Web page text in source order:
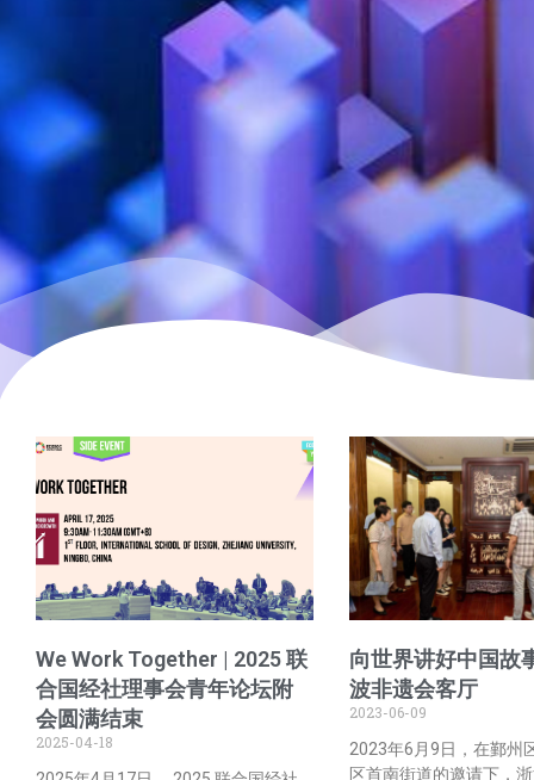
We Work Together | 2025 联
合国经社理事会青年论坛附
会圆满结束
2025-04-18
向世界讲好中国故
波非遗会客厅
2023-06-09
2023年6月9日，在鄞州
区首南街道的邀请下，